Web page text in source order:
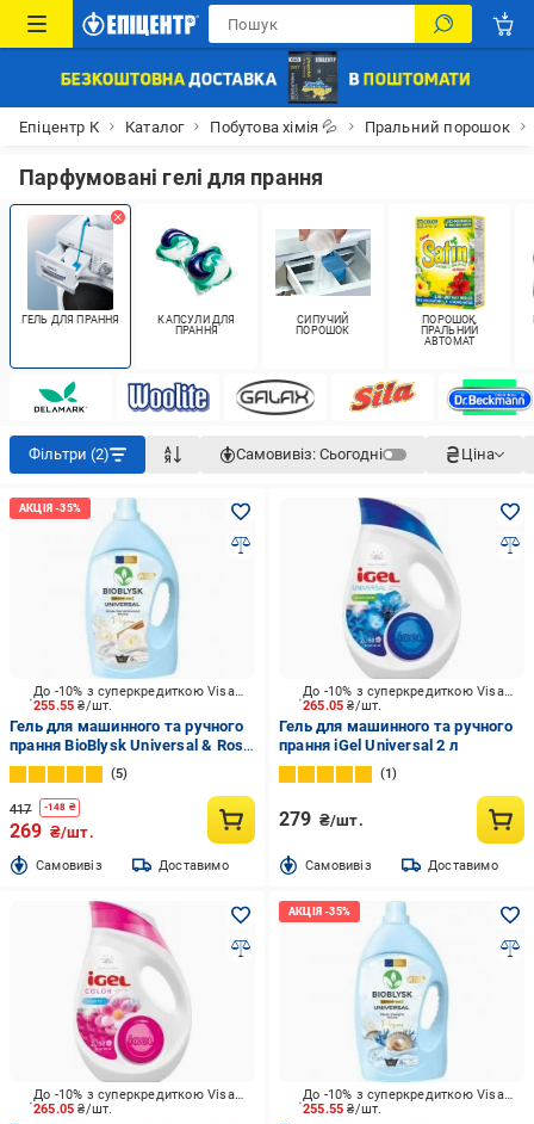
Епіцентр К Каталог Побутова хімія 💦 Пральний порошок
Парфумовані гелі для прання
ГЕЛЬ ДЛЯ ПРАННЯ
КАПСУЛИ ДЛЯ
ПРАННЯ
СИПУЧИЙ
ПОРОШОК
ПОРОШОК
ПРАЛЬНИЙ
АВТОМАТ
Фільтри (2) Самовивіз: Сьогодні Ціна
255.55₴/шт.
До -10% з суперкредиткою Visa Вигода
Гель для машинного та ручного
прання BioBlysk Universal & Rose
Sandalwood Niche Perfume 5 л
5
417 -148 ₴
269 ₴/шт.
Cамовивіз Доставимо
265.05₴/шт.
До -10% з суперкредиткою Visa Вигода
Гель для машинного та ручного
прання iGel Universal 2 л
1
279 ₴/шт.
Cамовивіз Доставимо
265.05₴/шт.
До -10% з суперкредиткою Visa Вигода
255.55₴/шт.
До -10% з суперкредиткою Visa Вигода